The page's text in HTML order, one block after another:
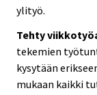
ylityö.
Tehty
tekemien
kysytään
mukaan kaikki